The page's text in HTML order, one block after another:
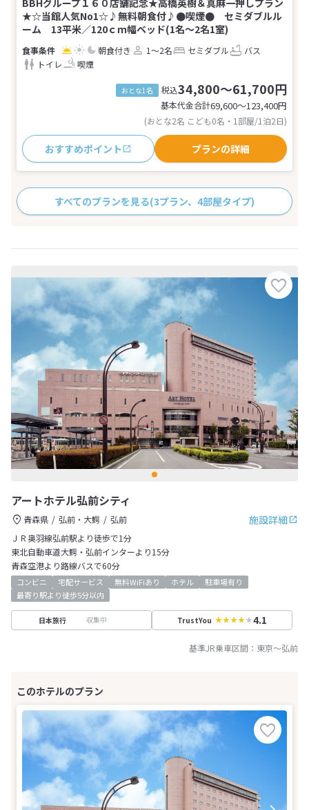
★☆当館人気No1☆♪無料朝食付♪●喫煙● セミダブルル
ーム 13平米／120ｃｍ幅ベッド(1名～2名1室)
朝食付き 1～2名 セミダブル
バス
トイレ
喫煙
おとな1名 税込34,800～61,700円
基本代金合計69,600〜123,400円
(おとな2名 こども0名・1部屋/1泊2日)
おすすめポイント プランの詳細
すべてのプランを見る(3プラン、4部屋タイプ)
アートホテル弘前シティ
施設詳細
青森県 弘前・大鰐
弘前
ＪＲ奥羽線弘前駅より徒歩で1分
東北自動車道大鰐・弘前インターより15分
青森空港より路線バスで60分
コンビニ 宅配サービス 無料WiFiあり ホテル
駐車場有り
最寄り駅より徒歩5分以内
日本旅行 収集中 TrustYou 4.1
基準JR乗車区間： 東京～弘前